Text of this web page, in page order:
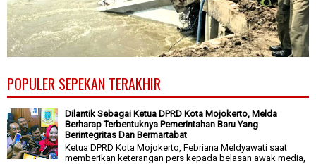
POPULER SEPEKAN TERAKHIR
Dilantik Sebagai Ketua DPRD Kota Mojokerto, Melda
Berharap Terbentuknya Pemerintahan Baru Yang
Berintegritas Dan Bermartabat
Ketua DPRD Kota Mojokerto, Febriana Meldyawati saat
memberikan keterangan pers kepada belasan awak media,